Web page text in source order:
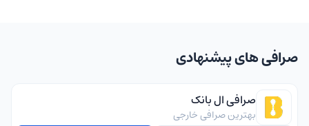
صرافی های پیشنهادی
صرافی ال بانک
بهترین صرافی خارجی